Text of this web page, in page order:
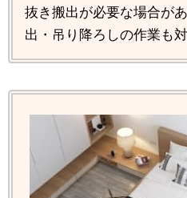
抜き搬出が必要な場合が
出・吊り降ろしの作業も